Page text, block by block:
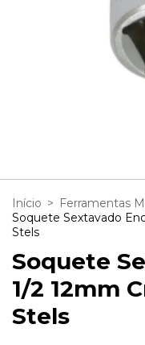
Início > Ferramentas
Soquete Sextavado
Stels
Soquete
1/2 12mm
Stels